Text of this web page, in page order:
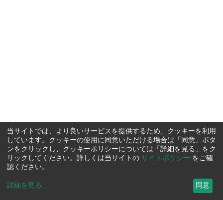
当サイトでは、より良いサービスを提供するため、クッキーを利用
しています。クッキーの使用に同意いただける場合は「同意」ボタ
ンをクリックし、クッキーポリシーについては「詳細を見る」をク
リックしてください。詳しくは当サイトの サイトポリシー をご確
認ください。
詳細を見る ... 同意